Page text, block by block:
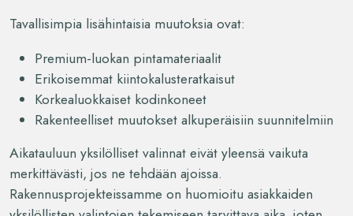
Tavallisimpia lisähintaisia muutoksia ovat:
Premium-luokan pintamateriaalit
Erikoisemmat kiintokalusteratkaisut
Korkealuokkaiset kodinkoneet
Rakenteelliset muutokset alkuperäisiin suunnitelmiin
Aikatauluun yksilölliset valinnat eivät yleensä vaikuta
merkittävästi, jos ne tehdään ajoissa.
Rakennusprojekteissamme on huomioitu asiakkaiden